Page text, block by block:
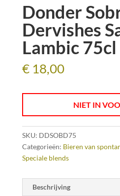
Donder
Dervishes
Lambic 75cl
€18,00
NIET IN
SKU: DDSOBD75
Categorieën: Bieren van
Speciale blends
Beschrijving